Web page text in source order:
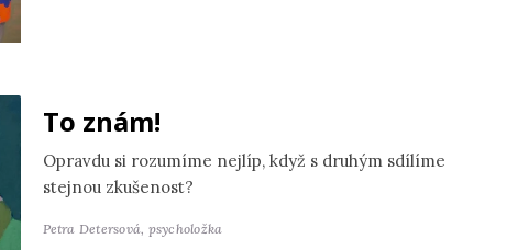
To znám!
Opravdu si rozumíme nejlíp, když s druhým sdílíme
stejnou zkušenost?
Petra Detersová, psycholožka